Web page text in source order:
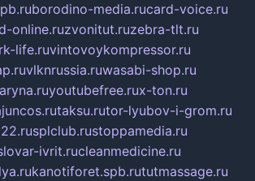
borodino-media.rucard-voice.ru
online.ruzvonitut.ruzebra-tlt.ru
life.ruvintovoykompressor.ru
vlknrussia.ruwasabi-shop.ru
youtubefree.rux-ton.ru
taksu.rutor-lyubov-i-grom.ru
splclub.rustoppamedia.ru
ivrit.rucleanmedicine.ru
kanotiforet.spb.rututmassage.ru